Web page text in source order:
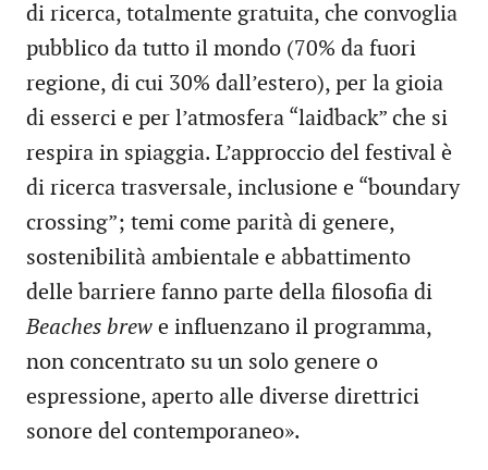
di ricerca, totalmente gratuita, che convoglia
pubblico da tutto il mondo (70% da fuori
regione, di cui 30% dall’estero), per la gioia
di esserci e per l’atmosfera “laidback” che si
respira in spiaggia. L’approccio del festival è
di ricerca trasversale, inclusione e “boundary
crossing”; temi come parità di genere,
sostenibilità ambientale e abbattimento
delle barriere fanno parte della filosofia di
Beaches brew e influenzano il programma,
non concentrato su un solo genere o
espressione, aperto alle diverse direttrici
sonore del contemporaneo».